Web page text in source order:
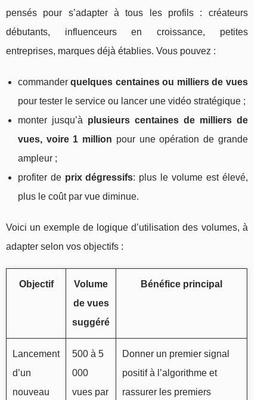
pensés pour s’adapter à tous les profils : créateurs
débutants, influenceurs en croissance, petites
entreprises, marques déjà établies. Vous pouvez :
commanderquelques centaines ou milliers de vues
pour tester le service ou lancer une vidéo stratégique ;
monter jusqu’à plusieurs centaines de milliers de
vues, voire 1 million pour une opération de grande
ampleur ;
profiter de prix dégressifs: plus le volume est élevé,
plus le coût par vue diminue.
Voici un exemple de logique d’utilisation des volumes, à
adapter selon vos objectifs :
Objectif
Volume
de vues
suggéré
Bénéfice principal
Lancement
d’un
nouveau
500 à 5
000
vues par
Donner un premier signal
positif à l’algorithme et
rassurer les premiers